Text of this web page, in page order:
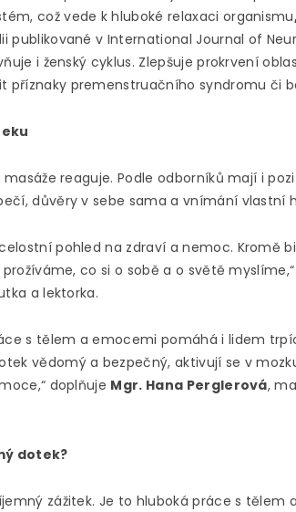
což vede k hluboké relaxaci organismu
publikované v International Journal of
i ženský cyklus. Zlepšuje prokrvení
příznaky premenstruačního syndromu či
reaguje. Podle odborníků mají i
důvěry v sebe sama a vnímání vlastní
pohled na zdraví a nemoc. Kromě
co si o sobě a o světě
a lektorka.
s tělem a emocemi pomáhá i lidem
vědomý a bezpečný, aktivují se v
doplňuje Mgr. Hana Perglerová,
dotek?
zážitek. Je to hluboká práce s tělem